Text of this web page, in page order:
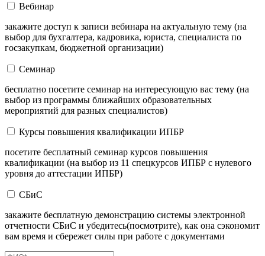
Вебинар
закажите доступ к записи вебинара на актуальную тему (на
выбор для бухгалтера, кадровика, юриста, специалиста по
госзакупкам, бюджетной организации)
Семинар
бесплатно посетите семинар на интересующую вас тему (на
выбор из программы ближайших образовательных
мероприятий для разных специалистов)
Курсы повышения квалификации ИПБР
посетите бесплатный семинар курсов повышения
квалификации (на выбор из 11 спецкурсов ИПБР с нулевого
уровня до аттестации ИПБР)
СБиС
закажите бесплатную демонстрацию системы электронной
отчетности СБиС и убедитесь(посмотрите), как она сэкономит
вам время и сбережет силы при работе с документами